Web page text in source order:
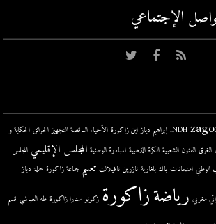
اﻹجتماعي
INDH إبراهيم دياز ابن زاكورة الأحياء الناقصة التجهيز الحرائق الحكاية و
الغرق الفنون الشعبية الكرة الذهبية المبادرة الوطنية المجلس الإقليمي المجلس
الوطني امتحانات باك بلغارية تازرين تافيلالت تعليم جماعة زاكورة حملة دباز
مغربي رياضةزاكورة زكونو ستارا زاكورة طه العياشي قسم